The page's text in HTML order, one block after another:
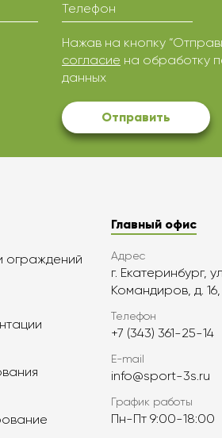
Телефон
Нажав на кнопку
согласие на обработку
данных
Отправить
ограждений
Главный офис
Адрес
г. Екатеринбург,
Командиров, д.
Телефон
+7 (343) 361-25-14
E-mail
info@sport-3s.ru
График работы
Пн-Пт 9:00-18:00